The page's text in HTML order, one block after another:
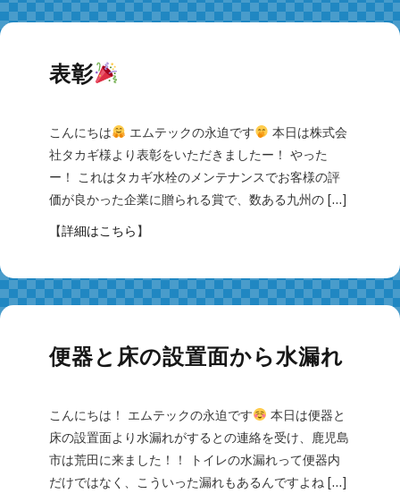
表彰
こんにちは エムテックの永迫です
本日は株式会
社タカギ様より表彰をいただきましたー！ やった
ー！ これはタカギ水栓のメンテナンスでお客様の評
価が良かった企業に贈られる賞で、数ある九州の […]
【詳細はこちら 】
便器と床の設置面から水漏れ
こんにちは！ エムテックの永迫です
本日は便器と
床の設置面より水漏れがするとの連絡を受け、鹿児島
市は荒田に来ました！！ トイレの水漏れって便器内
だけではなく、こういった漏れもあるんですよね […]